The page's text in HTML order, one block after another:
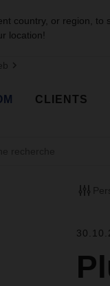
country, or region, to
location!
CLIENTS